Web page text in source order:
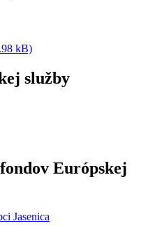
kB)
služby
Európskej
Jasenica